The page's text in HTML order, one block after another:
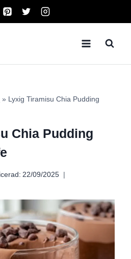
» Lyxig Tiramisu Chia Pudding
Chia Pudding
22/09/2025